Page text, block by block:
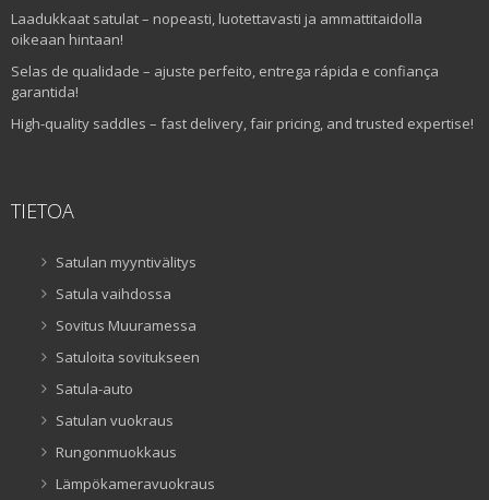
Laadukkaat satulat – nopeasti, luotettavasti ja ammattitaidolla
oikeaan hintaan!
Selas de qualidade – ajuste perfeito, entrega rápida e confiança
garantida!
High-quality saddles – fast delivery, fair pricing, and trusted expertise!
TIETOA
Satulan myyntivälitys
Satula vaihdossa
Sovitus Muuramessa
Satuloita sovitukseen
Satula-auto
Satulan vuokraus
Rungonmuokkaus
Lämpökameravuokraus